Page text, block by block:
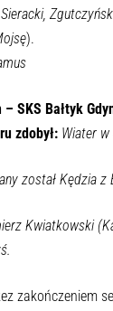
).
SKS Bałtyk
zdobył: Wiater
został Kędzia z
Kwiatkowski
zakończeniem